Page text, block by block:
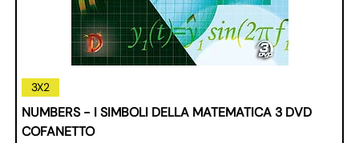
3X2
NUMBERS - I SIMBOLI DELLA MATEMATICA 3 DVD
COFANETTO